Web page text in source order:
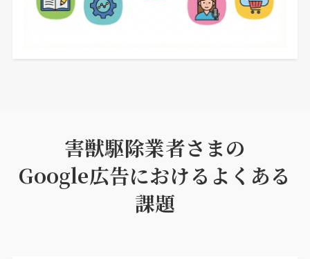
害獣駆除業者さまの
Google広告におけるよくある
課題